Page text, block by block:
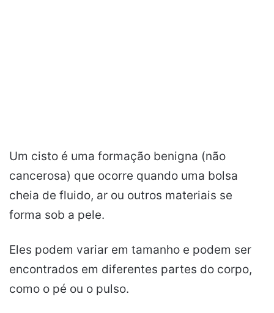
Um cisto é uma formação benigna (não
cancerosa) que ocorre quando uma bolsa
cheia de fluido, ar ou outros materiais se
forma sob a pele.
Eles podem variar em tamanho e podem ser
encontrados em diferentes partes do corpo,
como o pé ou o pulso.